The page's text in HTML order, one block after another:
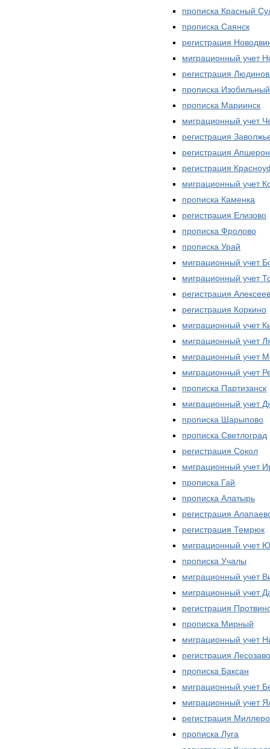
прописка Красный
прописка Саянск
регистрация
миграционный учет
регистрация
прописка Изобильный
прописка Мариинск
миграционный учет
регистрация
регистрация
регистрация
миграционный учет
прописка Каменка
регистрация Елизово
прописка Фролово
прописка Урай
миграционный учет
миграционный учет
регистрация
регистрация Коркино
миграционный учет
миграционный учет
миграционный учет
миграционный учет
прописка Партизанск
миграционный учет
прописка Шарыпово
прописка Светлоград
регистрация Сокол
миграционный учет
прописка Гай
прописка Алатырь
регистрация
регистрация Темрюк
миграционный учет
прописка Учалы
миграционный учет
миграционный учет
регистрация
прописка Мирный
миграционный учет
регистрация
прописка Баксан
миграционный учет
миграционный учет
регистрация
прописка Луга